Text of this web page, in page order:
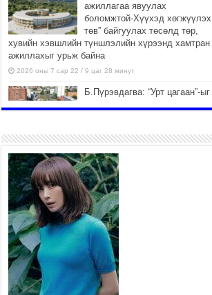
ажиллагаа явуулах
боломжтой-Хүүхэд хөгжүүлэх
төв” байгуулах төсөлд төр,
хувийн хэвшлийн түншлэлийн хүрээнд хамтран
ажиллахыг урьж байна
2026 оны 7 сар 22 / 9 цаг 28 минут
Б.Пүрэвдагва: “Урт цагаан”-ыг
2026 оны 7 сар 21 / 16 цаг 47 минут
Тусгай замын автобус /BRT/
төслийн удирдах хорооны
ээлжит хуралдаан боллоо
2026 оны 7 сар 21 / 16 цаг 43 минут
Ерөнхий сайд Н.Учрал БНХАУ-
аас Монгол Улсад суугаа
Элчин сайд Шэнь
Миньжюанийг хүлээн авч
уулзав
2026 оны 7 сар 21 / 16 цаг 39 минут